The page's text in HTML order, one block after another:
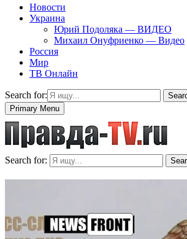
Новости
Украина
Юрий Подоляка — ВИДЕО
Михаил Онуфриенко — Видео
Россия
Мир
ТВ Онлайн
Search for:
Primary Menu
Search for: